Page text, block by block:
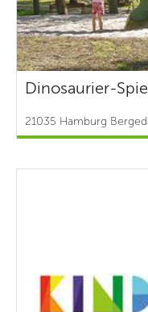
Dinosaurier-
21035 Hamburg